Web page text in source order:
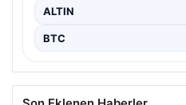
ALTIN
BTC